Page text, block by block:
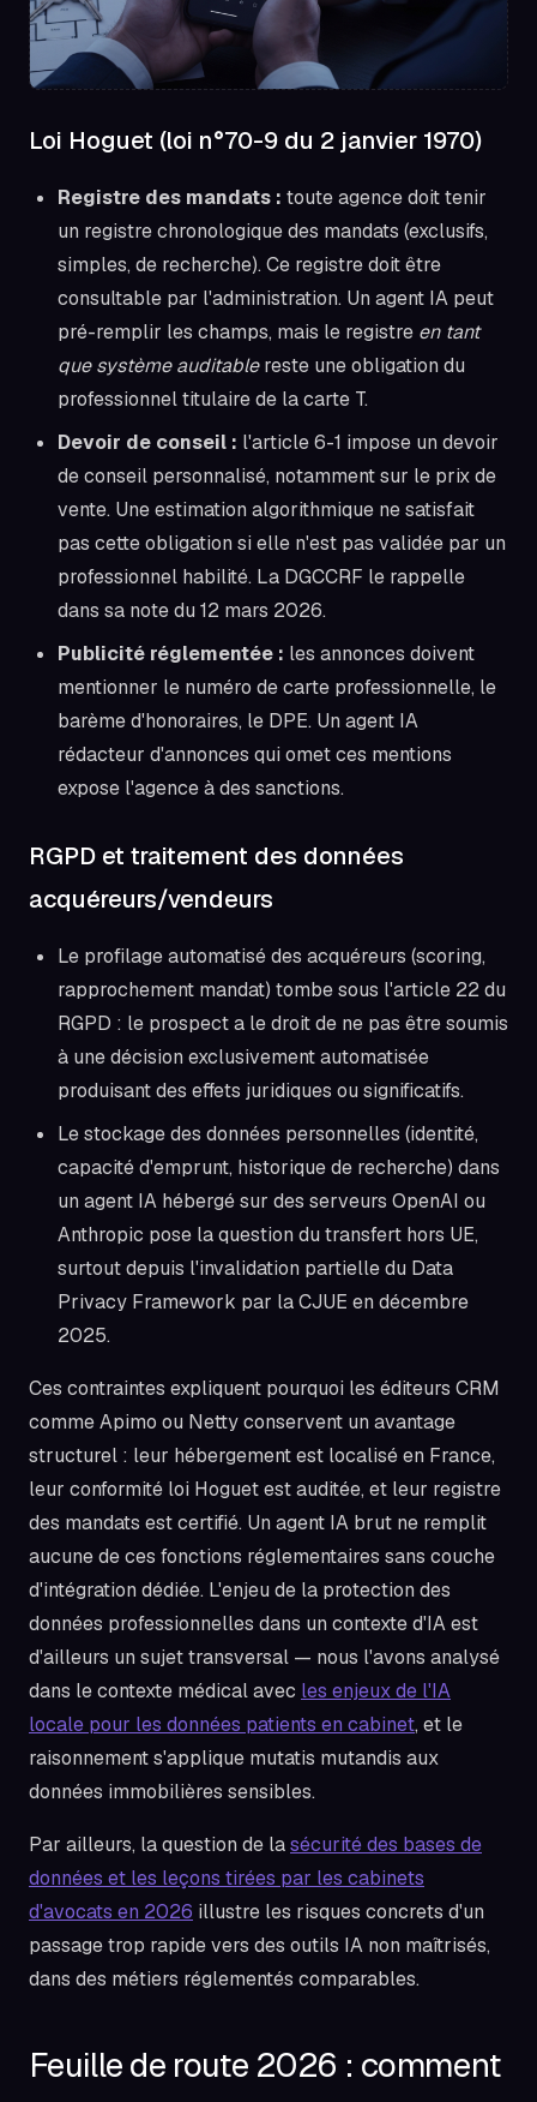
Loi Hoguet (loi n°70-9 du 2 janvier 1970)
Registre des mandats : toute agence doit tenir
un registre chronologique des mandats (exclusifs,
simples, de recherche). Ce registre doit être
consultable par l'administration. Un agent IA peut
pré-remplir les champs, mais le registre en tant
que système auditablereste une obligation du
professionnel titulaire de la carte T.
Devoir de conseil : l'article 6-1 impose un devoir
de conseil personnalisé, notamment sur le prix de
vente. Une estimation algorithmique ne satisfait
pas cette obligation si elle n'est pas validée par un
professionnel habilité. La DGCCRF le rappelle
dans sa note du 12 mars 2026.
Publicité réglementée : les annonces doivent
mentionner le numéro de carte professionnelle, le
barème d'honoraires, le DPE. Un agent IA
rédacteur d'annonces qui omet ces mentions
expose l'agence à des sanctions.
RGPD et traitement des données
acquéreurs/vendeurs
Le profilage automatisé des acquéreurs (scoring,
rapprochement mandat) tombe sous l'article 22 du
RGPD : le prospect a le droit de ne pas être soumis
à une décision exclusivement automatisée
produisant des effets juridiques ou significatifs.
Le stockage des données personnelles (identité,
capacité d'emprunt, historique de recherche) dans
un agent IA hébergé sur des serveurs OpenAI ou
Anthropic pose la question du transfert hors UE,
surtout depuis l'invalidation partielle du Data
Privacy Framework par la CJUE en décembre
2025.
Ces contraintes expliquent pourquoi les éditeurs CRM
comme Apimo ou Netty conservent un avantage
structurel : leur hébergement est localisé en France,
leur conformité loi Hoguet est auditée, et leur registre
des mandats est certifié. Un agent IA brut ne remplit
aucune de ces fonctions réglementaires sans couche
d'intégration dédiée. L'enjeu de la protection des
données professionnelles dans un contexte d'IA est
d'ailleurs un sujet transversal — nous l'avons analysé
dans le contexte médical avec les enjeux de l'IA
locale pour les données patients en cabinet, et le
raisonnement s'applique mutatis mutandis aux
données immobilières sensibles.
Par ailleurs, la question de lasécurité des bases de
données et les leçons tirées par les cabinets
d'avocats en 2026 illustre les risques concrets d'un
passage trop rapide vers des outils IA non maîtrisés,
dans des métiers réglementés comparables.
Feuille de route 2026 : comment